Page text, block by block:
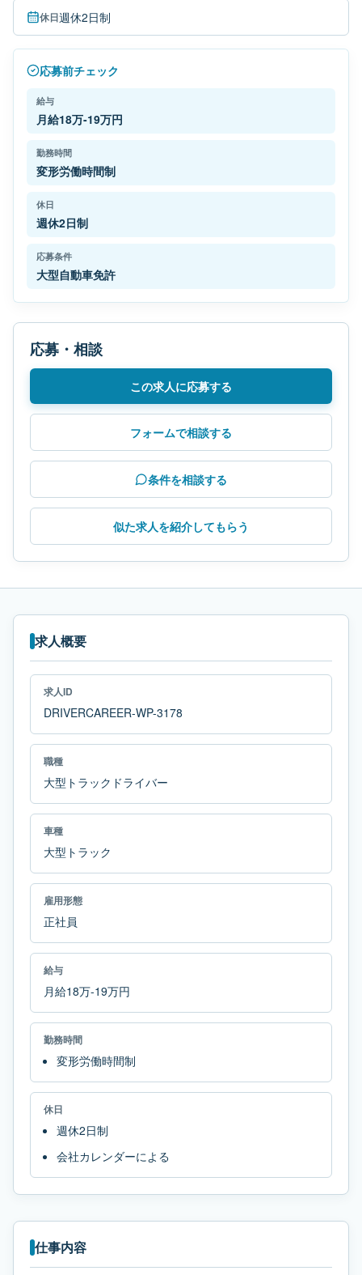
休日週休2日制
応募前チェック
給与
月給18万-19万円
勤務時間
変形労働時間制
休日
週休2日制
応募条件
大型自動車免許
応募・相談
この求人に応募する
フォームで相談する
条件を相談する
似た求人を紹介してもらう
求人概要
求人ID
DRIVERCAREER-WP-3178
職種
大型トラックドライバー
車種
大型トラック
雇用形態
正社員
給与
月給18万-19万円
勤務時間
変形労働時間制
休日
週休2日制
会社カレンダーによる
仕事内容